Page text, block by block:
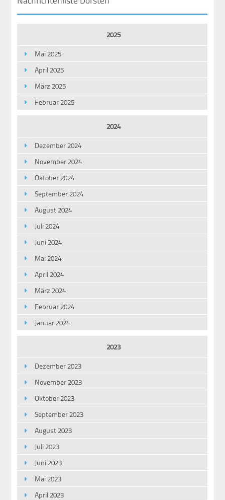
2025
Mai 2025
April 2025
März 2025
Februar 2025
2024
Dezember 2024
November 2024
Oktober 2024
September 2024
August 2024
Juli 2024
Juni 2024
Mai 2024
April 2024
März 2024
Februar 2024
Januar 2024
2023
Dezember 2023
November 2023
Oktober 2023
September 2023
August 2023
Juli 2023
Juni 2023
Mai 2023
April 2023